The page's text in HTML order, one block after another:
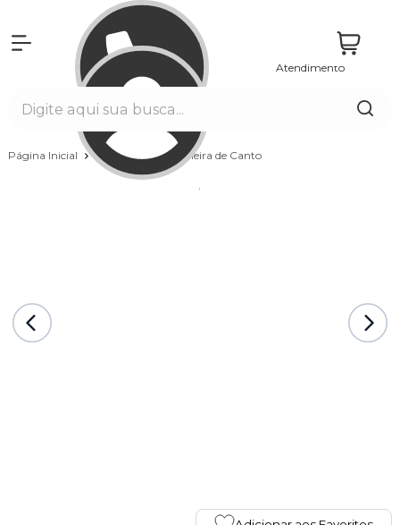
Atendimento
Página Inicial Banheiras Banheira de Canto